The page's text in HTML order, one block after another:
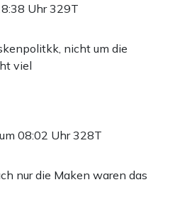
Uhr329T
nicht um die
viel
08:02 Uhr328T
nur die Maken waren das